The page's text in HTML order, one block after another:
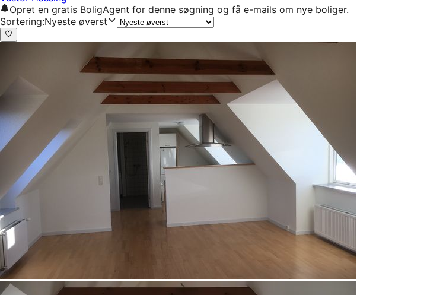
Opret en gratis BoligAgent for denne søgning og få e-mails om nye boliger.
Sortering:Nyeste øverst